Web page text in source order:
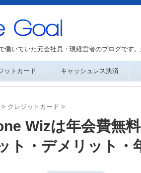
働いていた元会社員・現経営者のブログです
ットカード キャッシュレス決済
> クレジットカード >
Wizは年会費無
ト・デメリット・